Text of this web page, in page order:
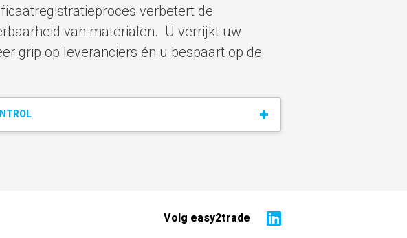
verbetert de
van materialen. U verrijkt uw
grip op leveranciers én u bespaart op de
Volg easy2trade